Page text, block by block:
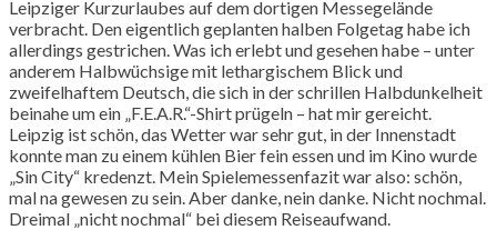
Leipziger Kurzurlaubes auf dem dortigen Messegelände
verbracht. Den eigentlich geplanten halben Folgetag habe ich
allerdings gestrichen. Was ich erlebt und gesehen habe – unter
anderem Halbwüchsige mit lethargischem Blick und
zweifelhaftem Deutsch, die sich in der schrillen Halbdunkelheit
beinahe um ein „F.E.A.R.“-Shirt prügeln – hat mir gereicht.
Leipzig ist schön, das Wetter war sehr gut, in der Innenstadt
konnte man zu einem kühlen Bier fein essen und im Kino wurde
„Sin City“ kredenzt. Mein Spielemessenfazit war also: schön,
mal na gewesen zu sein. Aber danke, nein danke. Nicht nochmal.
Dreimal „nicht nochmal“ bei diesem Reiseaufwand.